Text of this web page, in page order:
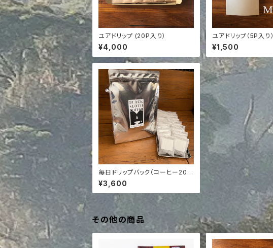
ユアドリップ (20P入り）
¥4,000
ユアドリップ（5P入り）
¥1,500
毎日ドリップバック（コーヒー20杯
分）
¥3,600
その他の商品